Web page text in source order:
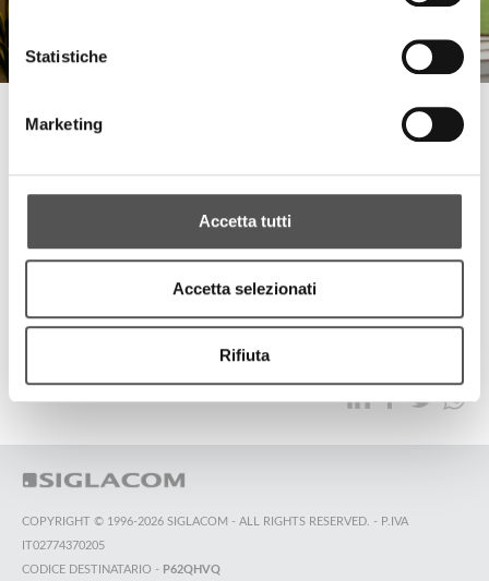
Statistiche
Marketing
Accetta tutti
Accetta selezionati
Rifiuta
TUTTI GLI HIGHLIGHTS
TOP RICERCHE SITEMAP SOSTENIBILITÀ
COPYRIGHT © 1996-2026 SIGLACOM - ALL RIGHTS RESERVED. - P.IVA
IT02774370205
CODICE DESTINATARIO - P62QHVQ